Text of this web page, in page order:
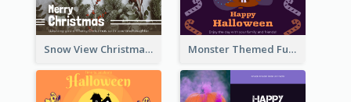
Snow View Christmas Card With Simple Design Monster Themed Fun Halloween Greeting Card